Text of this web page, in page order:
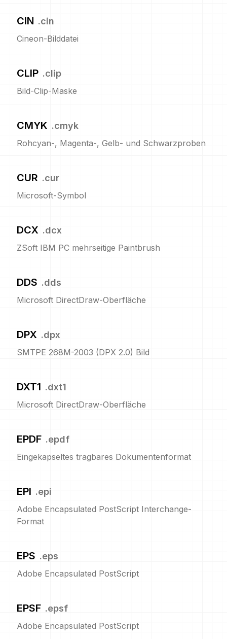
CIN .cin
Cineon-Bilddatei
CLIP .clip
Bild-Clip-Maske
CMYK .cmyk
Rohcyan-, Magenta-, Gelb- und Schwarzproben
CUR .cur
Microsoft-Symbol
DCX .dcx
ZSoft IBM PC mehrseitige Paintbrush
DDS .dds
Microsoft DirectDraw-Oberfläche
DPX .dpx
SMTPE 268M-2003 (DPX 2.0) Bild
DXT1 .dxt1
Microsoft DirectDraw-Oberfläche
EPDF .epdf
Eingekapseltes tragbares Dokumentenformat
EPI .epi
Adobe Encapsulated PostScript Interchange-
Format
EPS .eps
Adobe Encapsulated PostScript
EPSF .epsf
Adobe Encapsulated PostScript